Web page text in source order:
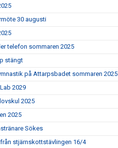
30 augusti
telefon sommaren 2025
stängt
på Attarpsbadet sommaren 2025
2029
2025
2025
Sökes
stjärnskottstävlingen 16/4